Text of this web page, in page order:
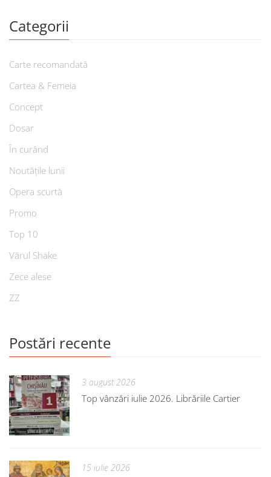
Categorii
Carte recomandată
Cartea & Femeia
Concept
Dosar
În curând
Noutățile lunii
Opera scurtă
Promo
Top 10
Vărul Shake
Zece alese
ZZ
Postări recente
3 august 2026
Top vânzări iulie 2026. Librăriile Cartier
15 iulie 2026